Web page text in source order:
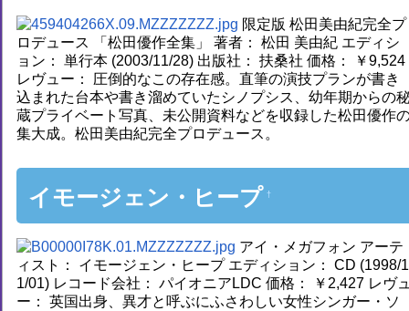
限定版 松田美由紀完全プ
ロデュース 「松田優作全集」 著者： 松田 美由紀 エディシ
ョン： 単行本 (2003/11/28) 出版社： 扶桑社 価格： ￥9,524
レヴュー： 圧倒的なこの存在感。直筆の演技プランが書き
込まれた台本や書き溜めていたシノプシス、幼年期からの
蔵プライベート写真、未公開資料などを収録した松田優作
集大成。松田美由紀完全プロデュース。
イモージェン・ヒープ †
アイ・メガフォン アーテ
ィスト： イモージェン・ヒープ エディション： CD (1998/1
1/01) レコード会社： パイオニアLDC 価格： ￥2,427 レヴ
ー： 英国出身、異才と呼ぶにふさわしい女性シンガー・ソ